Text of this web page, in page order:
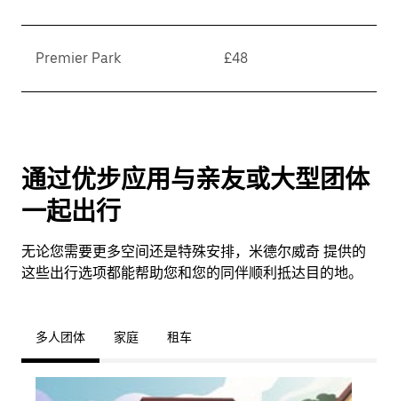
Premier Park £48
通过优步应用与亲友或大型团体
一起出行
无论您需要更多空间还是特殊安排，米德尔威奇 提供的
这些出行选项都能帮助您和您的同伴顺利抵达目的地。
多人团体 家庭 租车